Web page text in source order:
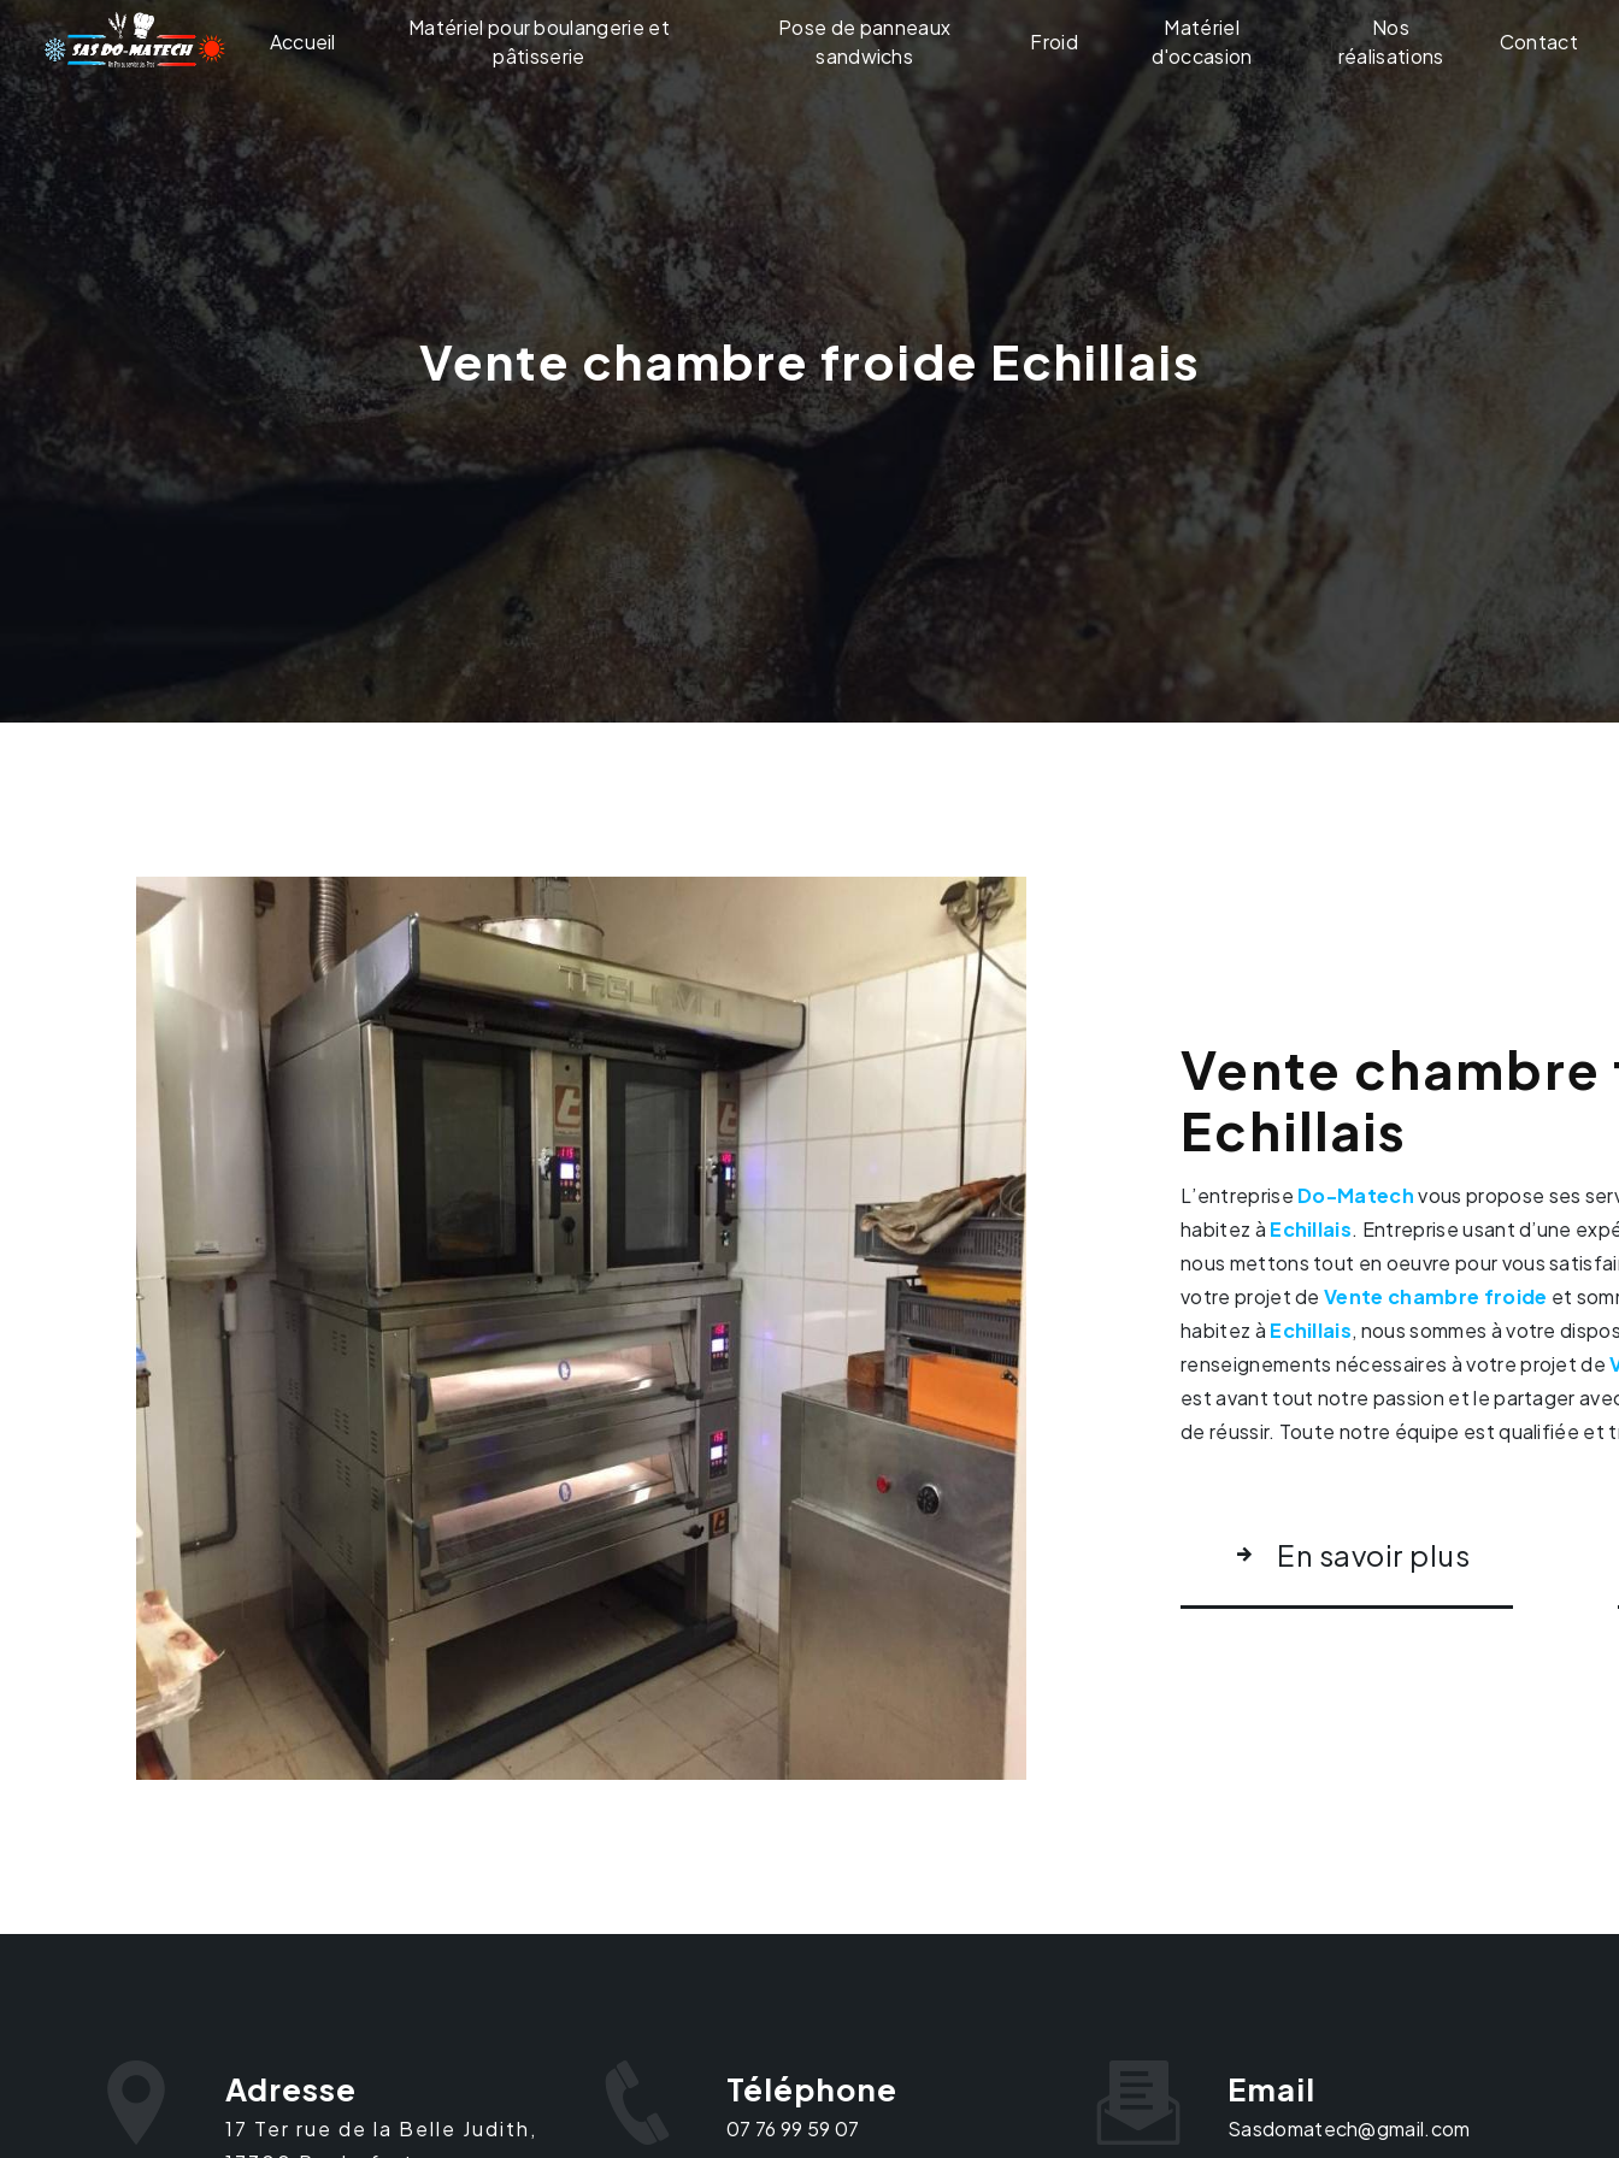
Accueil
Matériel pour boulangerie et
pâtisserie
Pose de panneaux
sandwichs
Froid
Matériel
d'occasion
Nos
réalisations
Contact
Vente chambre froide Echillais
Vente chambre froide à
Echillais
L’entreprise Do-Matechvous propose ses
habitez à Echillais. Entreprise usant d’une
nous mettons tout en oeuvre pour vous
votre projet deVente chambre froide et
habitez à Echillais, nous sommes à votre
renseignements nécessaires à votre projet de
est avant tout notre passion et le partager
de réussir. Toute notre équipe est qualifiée et
En savoir plus
Adresse
17 Ter rue de la Belle Judith,
Téléphone
07 76 99 59 07
Email
sasdomatech@gmail.com
Panneau de gestion des cookies